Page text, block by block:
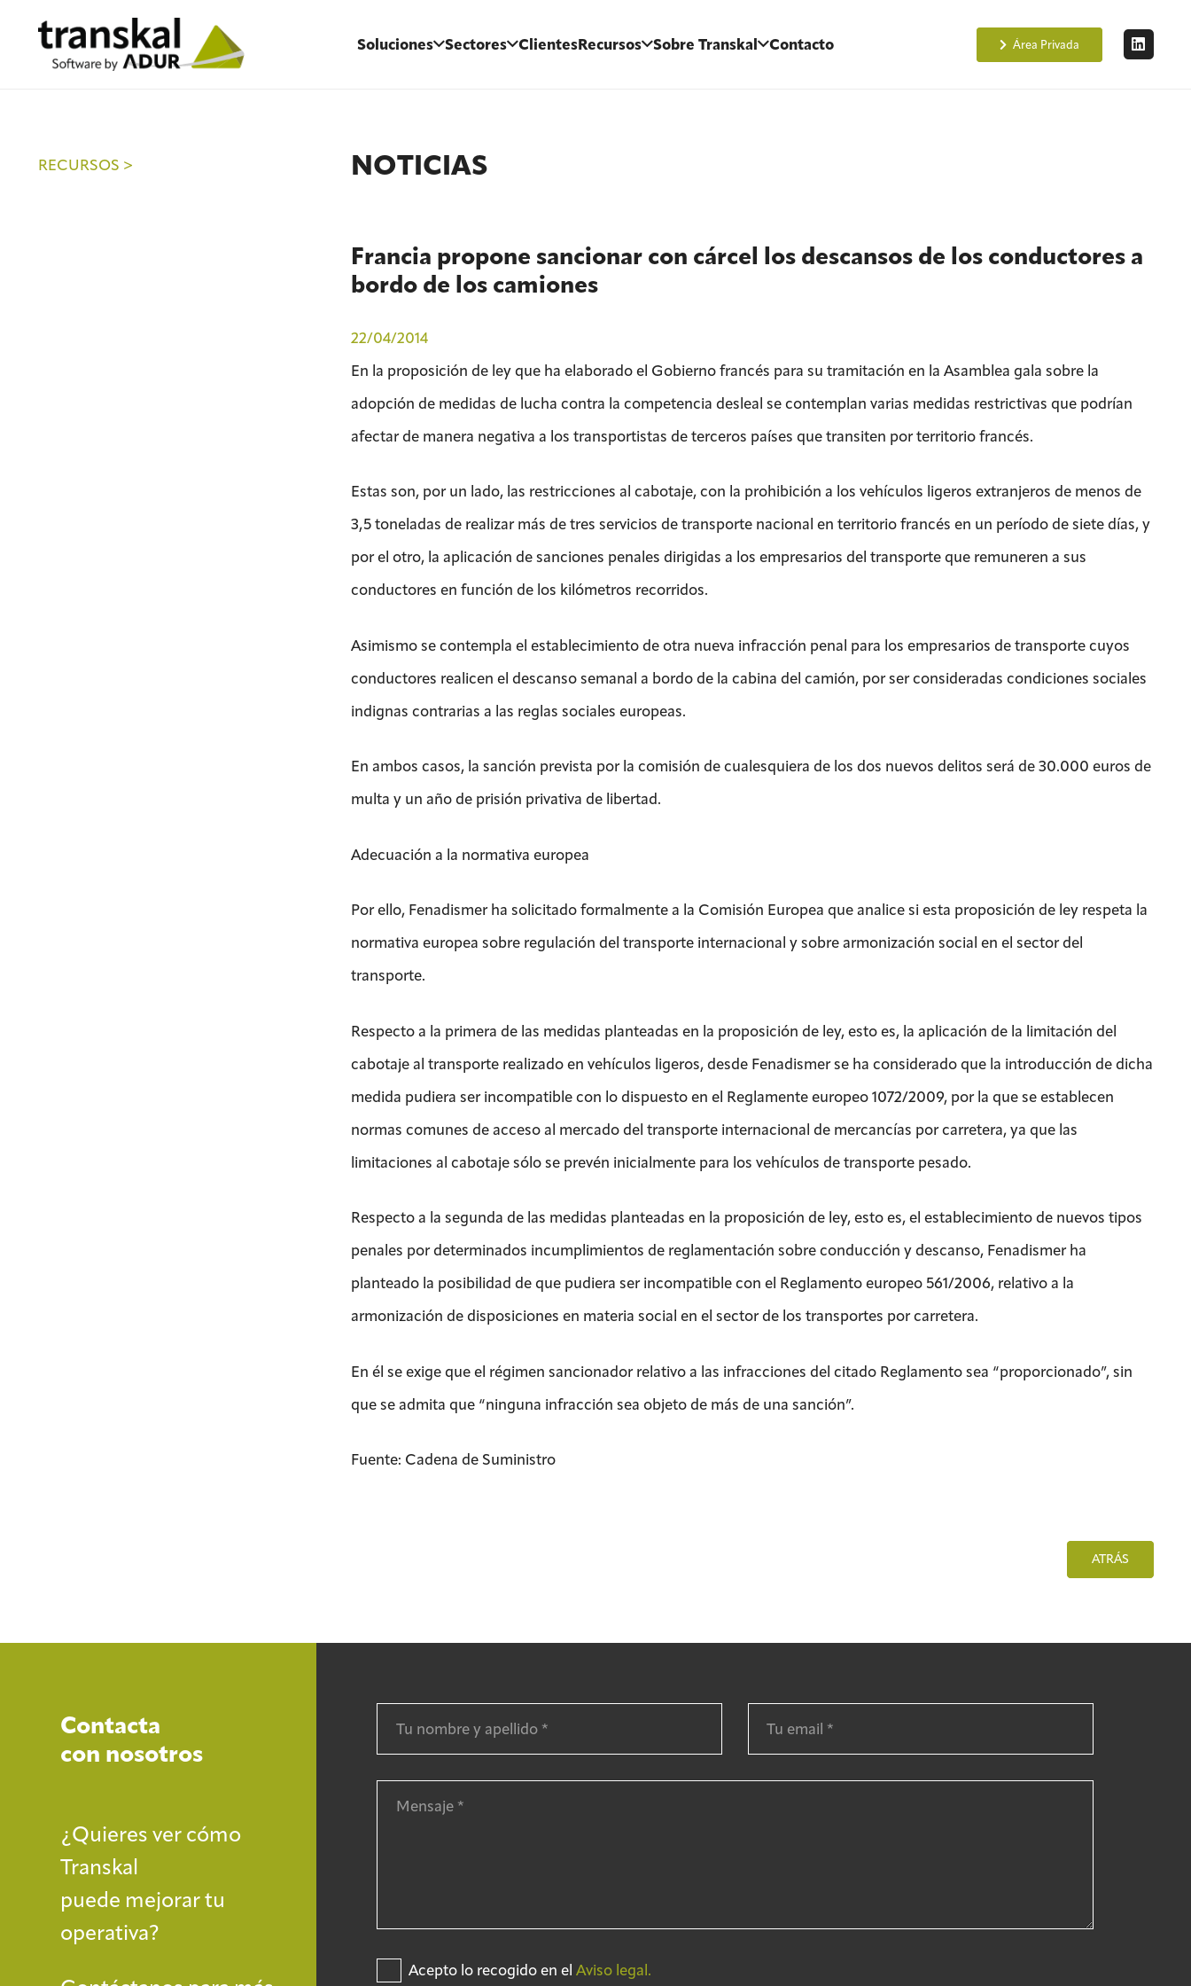
Soluciones Sectores ClientesRecursos Sobre Transkal Contacto Área Privada
RECURSOS > NOTICIAS
Francia propone sancionar con cárcel los descansos de los conductores a
bordo de los camiones
22/04/2014
En la proposición de ley que ha elaborado el Gobierno francés para su tramitación en la Asamblea gala sobre la
adopción de medidas de lucha contra la competencia desleal se contemplan varias medidas restrictivas que podrían
afectar de manera negativa a los transportistas de terceros países que transiten por territorio francés.
Estas son, por un lado, las restricciones al cabotaje, con la prohibición a los vehículos ligeros extranjeros de menos de
3,5 toneladas de realizar más de tres servicios de transporte nacional en territorio francés en un período de siete días, y
por el otro, la aplicación de sanciones penales dirigidas a los empresarios del transporte que remuneren a sus
conductores en función de los kilómetros recorridos.
Asimismo se contempla el establecimiento de otra nueva infracción penal para los empresarios de transporte cuyos
conductores realicen el descanso semanal a bordo de la cabina del camión, por ser consideradas condiciones sociales
indignas contrarias a las reglas sociales europeas.
En ambos casos, la sanción prevista por la comisión de cualesquiera de los dos nuevos delitos será de 30.000 euros de
multa y un año de prisión privativa de libertad.
Adecuación a la normativa europea
Por ello, Fenadismer ha solicitado formalmente a la Comisión Europea que analice si esta proposición de ley respeta la
normativa europea sobre regulación del transporte internacional y sobre armonización social en el sector del
transporte.
Respecto a la primera de las medidas planteadas en la proposición de ley, esto es, la aplicación de la limitación del
cabotaje al transporte realizado en vehículos ligeros, desde Fenadismer se ha considerado que la introducción de dicha
medida pudiera ser incompatible con lo dispuesto en el Reglamente europeo 1072/2009, por la que se establecen
normas comunes de acceso al mercado del transporte internacional de mercancías por carretera, ya que las
limitaciones al cabotaje sólo se prevén inicialmente para los vehículos de transporte pesado.
Respecto a la segunda de las medidas planteadas en la proposición de ley, esto es, el establecimiento de nuevos tipos
penales por determinados incumplimientos de reglamentación sobre conducción y descanso, Fenadismer ha
planteado la posibilidad de que pudiera ser incompatible con el Reglamento europeo 561/2006, relativo a la
armonización de disposiciones en materia social en el sector de los transportes por carretera.
En él se exige que el régimen sancionador relativo a las infracciones del citado Reglamento sea “proporcionado”, sin
que se admita que “ninguna infracción sea objeto de más de una sanción”.
Fuente: Cadena de Suministro
ATRÁS
Contacta
con nosotros
¿Quieres ver cómo
Transkal
puede mejorar tu
operativa?
Acepto lo recogido en elAviso legal.